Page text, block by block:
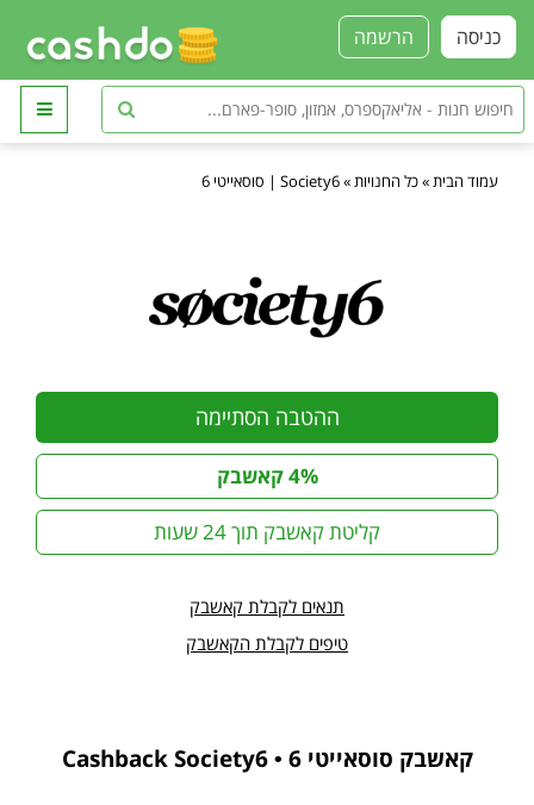
הרשמה כניסה
עמוד הבית »כל החנויות »Society6 | סוסאייטי 6
ההטבה הסתיימה
4% קאשבק
קליטת קאשבק תוך 24 שעות
תנאים לקבלת קאשבק
טיפים לקבלת הקאשבק
קאשבק סוסאייטי 6 • Cashback Society6